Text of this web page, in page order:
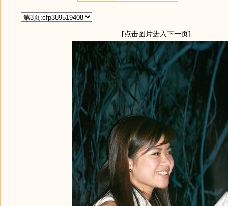
[点击图片进入下一页]